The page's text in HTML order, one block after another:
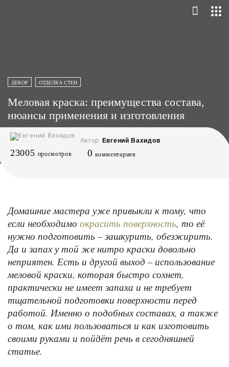
ДЕКОР ОТДЕЛКА СТЕН
Меловая краска: преимущества состава,
нюансы применения и изготовления
Автор Евгений Вахидов
23005 просмотров 0 комментариев
Домашние мастера уже привыкли к тому, что
если необходимо окрасить поверхность, то её
нужно подготовить – зашкурить, обезжирить.
Да и запах у той же нитро краски довольно
неприятен. Есть и другой выход – использование
меловой краски, которая быстро сохнет,
практически не имеет запаха и не требует
тщательной подготовки поверхности перед
работой. Именно о подобных составах, а также
о том, как ими пользоваться и как изготовить
своими руками и пойдёт речь в сегодняшней
статье.